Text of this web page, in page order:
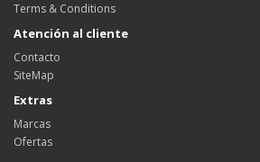
Terms & Conditions
Atención al cliente
Contacto
SiteMap
Extras
Marcas
Ofertas